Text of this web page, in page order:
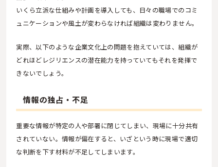
いくら立派な仕組みや計画を導入しても、日々の職場でのコミ
ュニケーションや風土が変わらなければ組織は変わりません。
実際、以下のような企業文化上の問題を抱えていては、組織が
どれほどレジリエンスの潜在能力を持っていてもそれを発揮で
きないでしょう。
情報の独占・不足
重要な情報が特定の人や部署に閉じてしまい、現場に十分共有
されていない。情報が偏在すると、いざという時に現場で適切
な判断を下す材料が不足してしまいます。